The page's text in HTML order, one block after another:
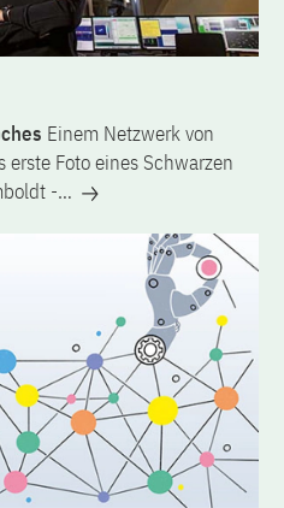
Einem Netzwerk von
erste Foto eines Schwarzen
-…